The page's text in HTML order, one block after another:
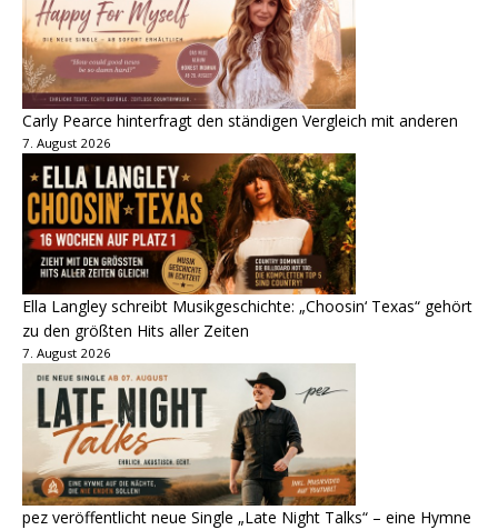
Carly Pearce hinterfragt den ständigen Vergleich mit anderen
7. August 2026
Ella Langley schreibt Musikgeschichte: „Choosin‘ Texas“ gehört
zu den größten Hits aller Zeiten
7. August 2026
pez veröffentlicht neue Single „Late Night Talks“ – eine Hymne